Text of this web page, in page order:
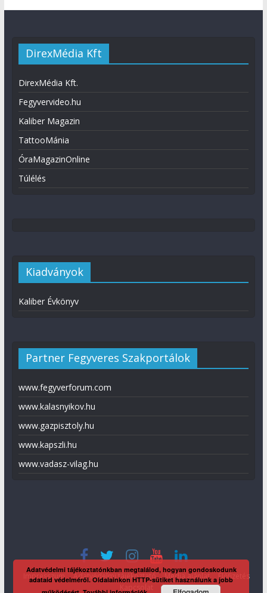
DirexMédia Kft
DirexMédia Kft.
Fegyvervideo.hu
Kaliber Magazin
TattooMánia
ÓraMagazinOnline
Túlélés
Kiadványok
Kaliber Évkönyv
Partner Fegyveres Szakportálok
www.fegyverforum.com
www.kalasnyikov.hu
www.gazpisztoly.hu
www.kapszli.hu
www.vadasz-vilag.hu
Impresszum Adatvédelmi tájékoztató Média ajánlat
Előfizetés
Adatvédelmi tájékoztatónkban megtalálod, hogyan gondoskodunk
adataid védelméről. Oldalainkon HTTP-sütiket használunk a jobb